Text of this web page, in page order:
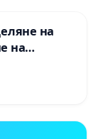
на
на
възел АМ
к.к.